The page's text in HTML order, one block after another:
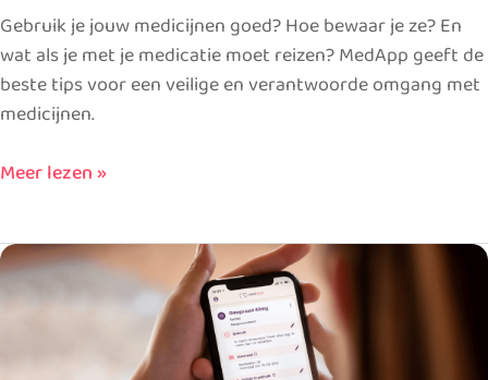
Gebruik je jouw medicijnen goed? Hoe bewaar je ze? En
wat als je met je medicatie moet reizen? MedApp geeft de
beste tips voor een veilige en verantwoorde omgang met
medicijnen.
Meer lezen »
Levering